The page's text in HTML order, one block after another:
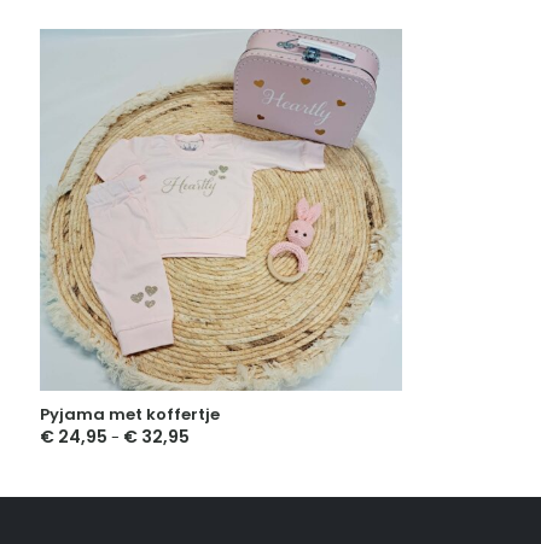
Pyjama met koffertje
€ 24,95 - € 32,95
€ 32,95